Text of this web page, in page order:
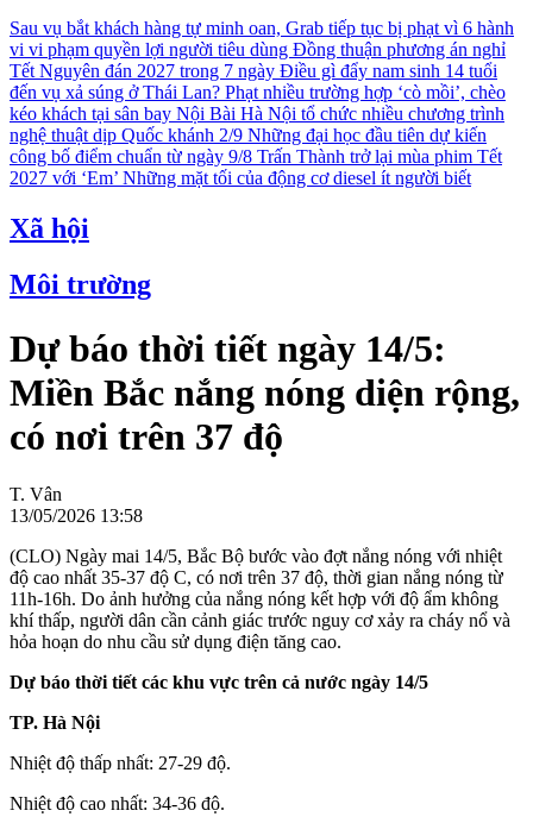
Sau vụ bắt khách hàng tự minh oan, Grab tiếp tục bị phạt vì 6 hành
vi vi phạm quyền lợi người tiêu dùng Đồng thuận phương án nghỉ
Tết Nguyên đán 2027 trong 7 ngày Điều gì đẩy nam sinh 14 tuổi
đến vụ xả súng ở Thái Lan? Phạt nhiều trường hợp ‘cò mồi’, chèo
kéo khách tại sân bay Nội Bài Hà Nội tổ chức nhiều chương trình
nghệ thuật dịp Quốc khánh 2/9 Những đại học đầu tiên dự kiến
công bố điểm chuẩn từ ngày 9/8 Trấn Thành trở lại mùa phim Tết
2027 với ‘Em’ Những mặt tối của động cơ diesel ít người biết
Xã hội
Môi trường
Dự báo thời tiết ngày 14/5:
Miền Bắc nắng nóng diện rộng,
có nơi trên 37 độ
T. Vân
13/05/2026 13:58
(CLO) Ngày mai 14/5, Bắc Bộ bước vào đợt nắng nóng với nhiệt
độ cao nhất 35-37 độ C, có nơi trên 37 độ, thời gian nắng nóng từ
11h-16h. Do ảnh hưởng của nắng nóng kết hợp với độ ẩm không
khí thấp, người dân cần cảnh giác trước nguy cơ xảy ra cháy nổ và
hỏa hoạn do nhu cầu sử dụng điện tăng cao.
Dự báo thời tiết các khu vực trên cả nước ngày 14/5
TP. Hà Nội
Nhiệt độ thấp nhất: 27-29 độ.
Nhiệt độ cao nhất: 34-36 độ.